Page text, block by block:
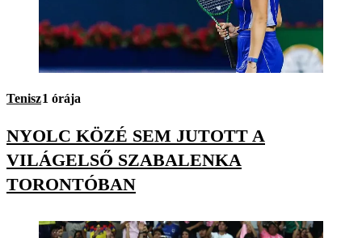
Tenisz1 órája
NYOLC KÖZÉ SEM JUTOTT A
VILÁGELSŐ SZABALENKA
TORONTÓBAN